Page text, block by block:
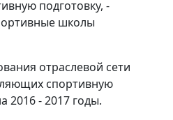
подготовку, -
школы
отраслевой сети
спортивную
2016 - 2017 годы.